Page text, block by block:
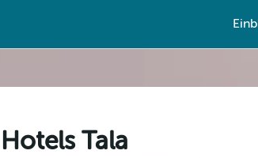
Hotels Tala